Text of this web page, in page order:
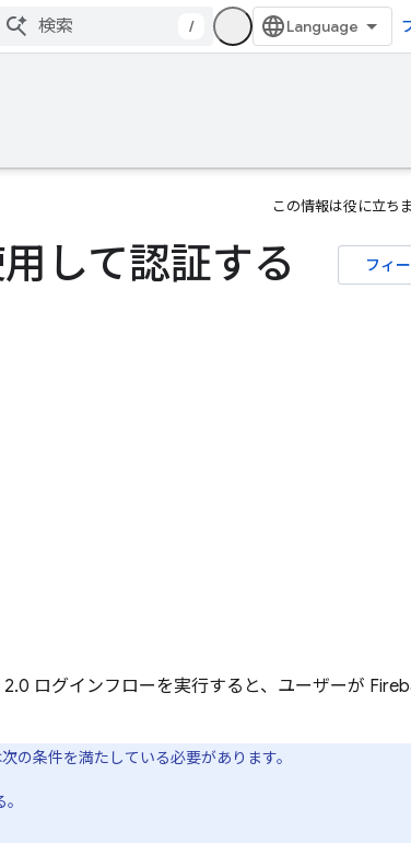
/
この情報は役に立ち
フィ
して認証する
ログインフローを実行すると、ユーザーが
の条件を満たしている必要があります。